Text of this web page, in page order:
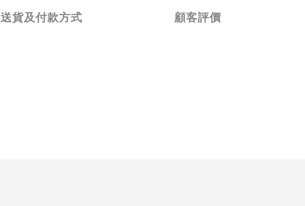
送貨及付款方式 顧客評價